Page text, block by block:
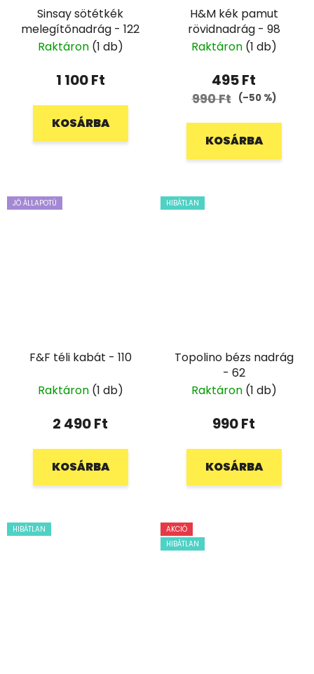
Sinsay sötétkék
melegítőnadrág - 122
Raktáron (1 db)
1 100 Ft
KOSÁRBA
H&M kék pamut
rövidnadrág - 98
Raktáron (1 db)
495 Ft
990 Ft (–50 %)
KOSÁRBA
JÓ ÁLLAPOTÚ
F&F téli kabát - 110
Raktáron (1 db)
2 490 Ft
KOSÁRBA
HIBÁTLAN
Topolino bézs nadrág
- 62
Raktáron (1 db)
990 Ft
KOSÁRBA
HIBÁTLAN
AKCIÓ
HIBÁTLAN